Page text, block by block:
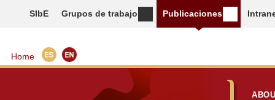
SIbE Grupos de trabajo Publicaciones
Home